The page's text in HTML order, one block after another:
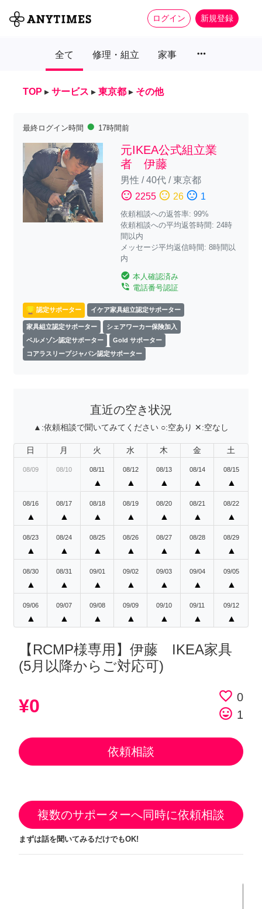
ログイン 新規登録
全て 修理・組立 家事 more_horiz
TOP ▸ サービス ▸ 東京都 ▸ その他
最終ログイン時間 fiber_manual_record 17時間前
元IKEA公式組立業
者 伊藤
男性 /40代/東京都
sentiment_satisfied 2255 sentiment_neutral 26 sentiment_dissatisfied 1
依頼相談への返答率: 99%
依頼相談への平均返答時間: 24時
間以内
メッセージ平均返信時間: 8時間以
内
check_circle 本人確認済み
phone_in_talk 電話番号認証
認定サポーター イケア家具組立認定サポーター
家具組立認定サポーター
シェアワーカー保険加入
ベルメゾン認定サポーター
Gold サポーター
コアラスリープジャパン認定サポーター
直近の空き状況
▲:依頼相談で聞いてみてください ○:空あり ✕:空なし
日 月 火 水 木 金 土
08/09 08/10 08/11
▲
08/12
▲
08/13
▲
08/14
▲
08/15
▲
08/16
▲
08/17
▲
08/18
▲
08/19
▲
08/20
▲
08/21
▲
08/22
▲
08/23
▲
08/24
▲
08/25
▲
08/26
▲
08/27
▲
08/28
▲
08/29
▲
08/30
▲
08/31
▲
09/01
▲
09/02
▲
09/03
▲
09/04
▲
09/05
▲
09/06
▲
09/07
▲
09/08
▲
09/09
▲
09/10
▲
09/11
▲
09/12
▲
【RCMP様専用】伊藤 IKEA家具
(5月以降からご対応可)
¥0 favorite_border 0
tag_faces 1
依頼相談
複数のサポーターへ同時に依頼相談
まずは話を聞いてみるだけでもOK!